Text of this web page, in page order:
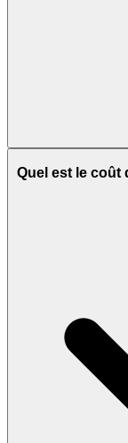
Quel est le coût